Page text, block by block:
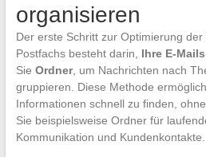
organisieren
Der erste Schritt zur Optimierung
Postfachs besteht darin, Ihre E-
Sie Ordner, um Nachrichten nach
gruppieren. Diese Methode
Informationen schnell zu finden,
Sie beispielsweise Ordner für
Kommunikation und Kundenkontakte.